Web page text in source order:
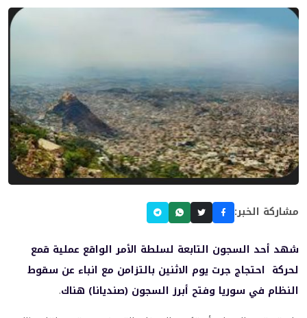
مشاركة الخبر:
شهد أحد السجون التابعة لسلطة الأمر الواقع عملية قمع
لحركة احتجاج جرت يوم الاثنين بالتزامن مع انباء عن سقوط
النظام في سوريا وفتح أبرز السجون (صنديانا) هناك.